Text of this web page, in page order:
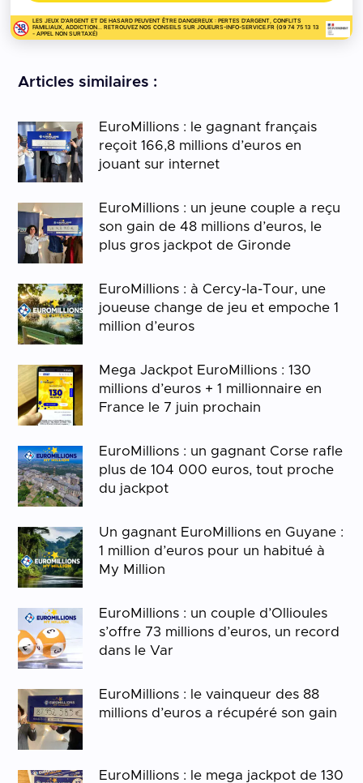
LES JEUX D'ARGENT ET DE HASARD PEUVENT ÊTRE DANGEREUX : PERTES D'ARGENT, CONFLITS
FAMILIAUX, ADDICTION... RETROUVEZ NOS CONSEILS SUR JOUEURS-INFO-SERVICE.FR (09 74 75 13 13
- APPEL NON SURTAXÉ)
Articles similaires :
EuroMillions : le gagnant français
reçoit 166,8 millions d’euros en
jouant sur internet
EuroMillions : un jeune couple a reçu
son gain de 48 millions d’euros, le
plus gros jackpot de Gironde
EuroMillions : à Cercy-la-Tour, une
joueuse change de jeu et empoche 1
million d’euros
Mega Jackpot EuroMillions : 130
millions d’euros + 1 millionnaire en
France le 7 juin prochain
EuroMillions : un gagnant Corse rafle
plus de 104 000 euros, tout proche
du jackpot
Un gagnant EuroMillions en Guyane :
1 million d’euros pour un habitué à
My Million
EuroMillions : un couple d’Ollioules
s’offre 73 millions d’euros, un record
dans le Var
EuroMillions : le vainqueur des 88
millions d’euros a récupéré son gain
EuroMillions : le mega jackpot de 130